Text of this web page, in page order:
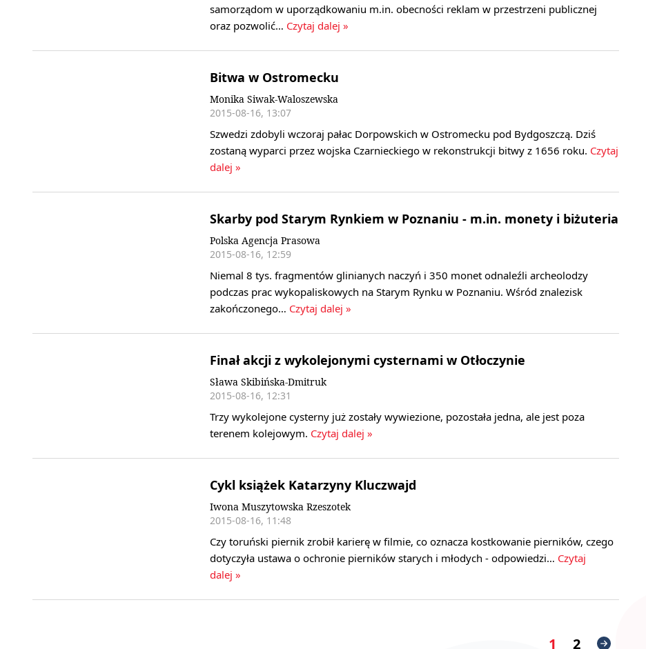
samorządom w uporządkowaniu m.in. obecności reklam w przestrzeni publicznej
oraz pozwolić… Czytaj dalej »
Bitwa w Ostromecku
Monika Siwak-Waloszewska
2015-08-16, 13:07
Szwedzi zdobyli wczoraj pałac Dorpowskich w Ostromecku pod Bydgoszczą. Dziś
zostaną wyparci przez wojska Czarnieckiego w rekonstrukcji bitwy z 1656 roku. Czytaj
dalej »
Skarby pod Starym Rynkiem w Poznaniu - m.in. monety i biżuteria
Polska Agencja Prasowa
2015-08-16, 12:59
Niemal 8 tys. fragmentów glinianych naczyń i 350 monet odnaleźli archeolodzy
podczas prac wykopaliskowych na Starym Rynku w Poznaniu. Wśród znalezisk
zakończonego… Czytaj dalej »
Finał akcji z wykolejonymi cysternami w Otłoczynie
Sława Skibińska-Dmitruk
2015-08-16, 12:31
Trzy wykolejone cysterny już zostały wywiezione, pozostała jedna, ale jest poza
terenem kolejowym. Czytaj dalej »
Cykl książek Katarzyny Kluczwajd
Iwona Muszytowska Rzeszotek
2015-08-16, 11:48
Czy toruński piernik zrobił karierę w filmie, co oznacza kostkowanie pierników, czego
dotyczyła ustawa o ochronie pierników starych i młodych - odpowiedzi… Czytaj
dalej »
1 2